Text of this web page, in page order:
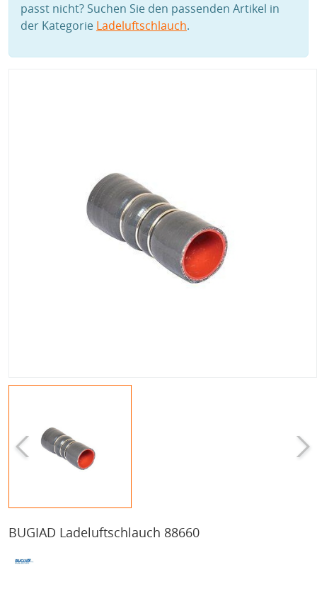
passt nicht? Suchen Sie den passenden Artikel in
der Kategorie Ladeluftschlauch.
BUGIAD Ladeluftschlauch 88660